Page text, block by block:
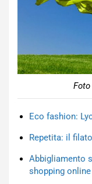
Eco fashion:
Repetita: il
Abbigliamento
shopping online